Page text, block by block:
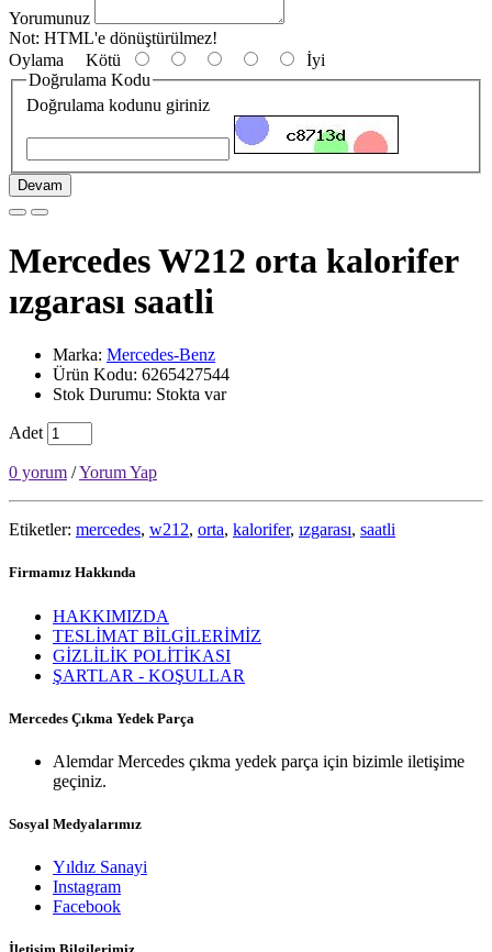
Yorumunuz
Not: HTML'e dönüştürülmez!
Oylama Kötü
İyi
Doğrulama Kodu
Doğrulama kodunu giriniz
Devam
Mercedes W212 orta kalorifer
ızgarası saatli
Marka: Mercedes-Benz
Ürün Kodu: 6265427544
Stok Durumu: Stokta var
Adet
0 yorum /Yorum Yap
Etiketler: mercedes, w212, orta, kalorifer, ızgarası, saatli
Firmamız Hakkında
HAKKIMIZDA
TESLİMAT BİLGİLERİMİZ
GİZLİLİK POLİTİKASI
ŞARTLAR - KOŞULLAR
Mercedes Çıkma Yedek Parça
Alemdar Mercedes çıkma yedek parça için bizimle iletişime
geçiniz.
Sosyal Medyalarımız
Yıldız Sanayi
Instagram
Facebook